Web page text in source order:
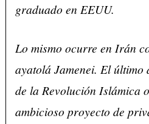
graduado en EEUU.
Lo mismo ocurre en Irán
ayatolá Jamenei. El último
de la Revolución Islámica
ambicioso proyecto de